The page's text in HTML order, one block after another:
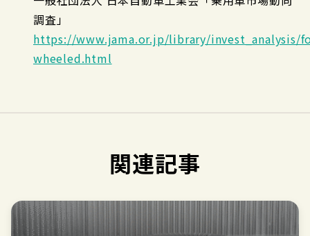
調査」
https://www.jama.or.jp/library/invest_analysis/
wheeled.html
関連記事